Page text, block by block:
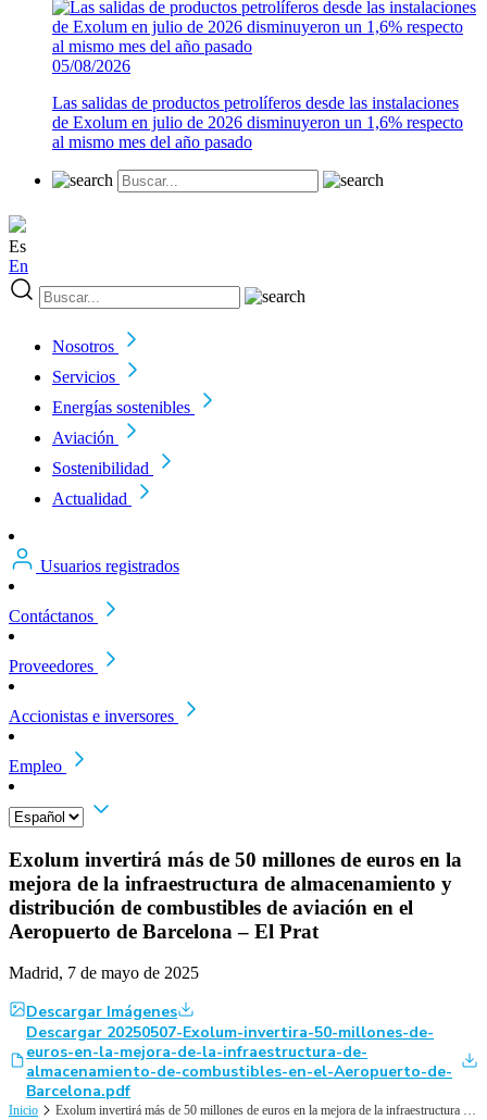
05/08/2026
Las salidas de productos petrolíferos desde las instalaciones
de Exolum en julio de 2026 disminuyeron un 1,6% respecto
al mismo mes del año pasado
Es
En
Nosotros
Servicios
Energías sostenibles
Aviación
Sostenibilidad
Actualidad
Usuarios registrados
Contáctanos
Proveedores
Accionistas e inversores
Empleo
Exolum invertirá más de 50 millones de euros en la
mejora de la infraestructura de almacenamiento y
distribución de combustibles de aviación en el
Aeropuerto de Barcelona – El Prat
Madrid, 7 de mayo de 2025
Descargar Imágenes
Descargar 20250507-Exolum-invertira-50-millones-de-
euros-en-la-mejora-de-la-infraestructura-de-
almacenamiento-de-combustibles-en-el-Aeropuerto-de-
Barcelona.pdf
Inicio Exolum invertirá más de 50 millones de euros en la mejora de la infraestructura de almacenamiento y distribución de combustibles de aviación en el Aeropuerto de Barcelona – El Prat